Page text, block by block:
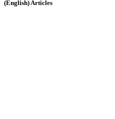
(English) Articles